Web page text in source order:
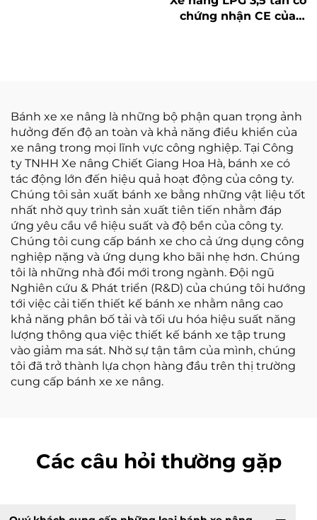
chứng nhận CE của
Bánh xe xe nâng là những bộ phận quan trọng ảnh
hưởng đến độ an toàn và khả năng điều khiển của
xe nâng trong mọi lĩnh vực công nghiệp. Tại Công
ty TNHH Xe nâng Chiết Giang Hoa Hà, bánh xe có
tác động lớn đến hiệu quả hoạt động của công ty.
Chúng tôi sản xuất bánh xe bằng những vật liệu tốt
nhất nhờ quy trình sản xuất tiên tiến nhằm đáp
ứng yêu cầu về hiệu suất và độ bền của công ty.
Chúng tôi cung cấp bánh xe cho cả ứng dụng công
nghiệp nặng và ứng dụng kho bãi nhẹ hơn. Chúng
tôi là những nhà đổi mới trong ngành. Đội ngũ
Nghiên cứu & Phát triển (R&D) của chúng tôi hướng
tới việc cải tiến thiết kế bánh xe nhằm nâng cao
khả năng phân bố tải và tối ưu hóa hiệu suất năng
lượng thông qua việc thiết kế bánh xe tập trung
vào giảm ma sát. Nhờ sự tận tâm của mình, chúng
tôi đã trở thành lựa chọn hàng đầu trên thị trường
cung cấp bánh xe xe nâng.
Các câu hỏi thường gặp